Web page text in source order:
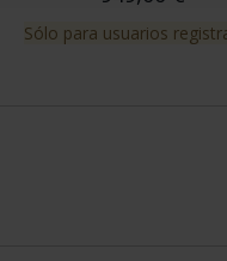
Sólo para usuarios